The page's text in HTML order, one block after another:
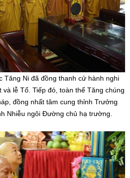
Tăng Ni đã đồng thanh cử hành nghi
lễ Tổ. Tiếp đó, toàn thể Tăng chúng
đồng nhất tâm cung thỉnh Trưởng
Nhiễu ngôi Đường chủ hạ trường.